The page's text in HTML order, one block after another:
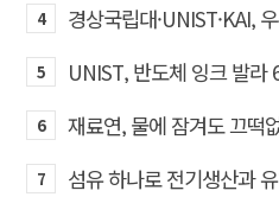
4 경상국립대·UNIST·KAI,
5
6 재료연, 물에 잠겨도 끄떡
7 섬유 하나로 전기생산과